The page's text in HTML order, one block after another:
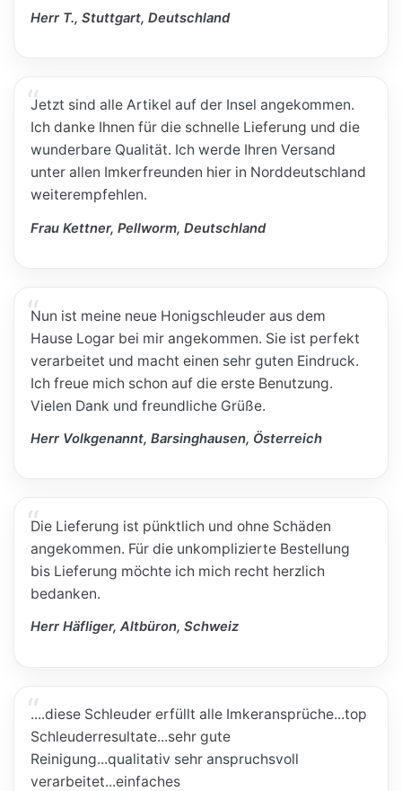
Herr T., Stuttgart, Deutschland
Jetzt sind alle Artikel auf der Insel angekommen.
Ich danke Ihnen für die schnelle Lieferung und die
wunderbare Qualität. Ich werde Ihren Versand
unter allen Imkerfreunden hier in Norddeutschland
weiterempfehlen.
Frau Kettner, Pellworm, Deutschland
Nun ist meine neue Honigschleuder aus dem
Hause Logar bei mir angekommen. Sie ist perfekt
verarbeitet und macht einen sehr guten Eindruck.
Ich freue mich schon auf die erste Benutzung.
Vielen Dank und freundliche Grüße.
Herr Volkgenannt, Barsinghausen, Österreich
Die Lieferung ist pünktlich und ohne Schäden
angekommen. Für die unkomplizierte Bestellung
bis Lieferung möchte ich mich recht herzlich
bedanken.
Herr Häfliger, Altbüron, Schweiz
....diese Schleuder erfüllt alle Imkeransprüche...top
Schleuderresultate...sehr gute
Reinigung...qualitativ sehr anspruchsvoll
verarbeitet...einfaches